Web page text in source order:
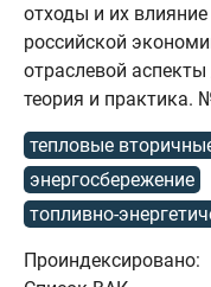
отходы и их
российской
отраслевой
теория и практика.
тепловые
энергосбережение
топливно-
Проиндексировано: